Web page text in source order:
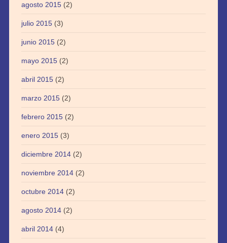
agosto 2015(2)
julio 2015(3)
junio 2015(2)
mayo 2015(2)
abril 2015(2)
marzo 2015(2)
febrero 2015(2)
enero 2015(3)
diciembre 2014(2)
noviembre 2014(2)
octubre 2014(2)
agosto 2014(2)
abril 2014(4)